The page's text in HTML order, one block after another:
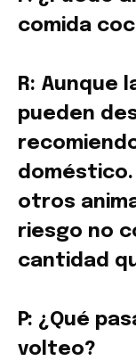
comida
R: Aunque
pueden
otros
riesgo no
cantidad
P: ¿Qué
volteo?